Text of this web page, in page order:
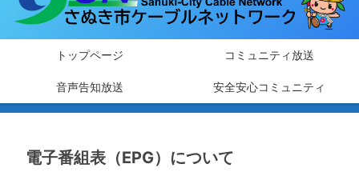
トップページ コミュニティ放送
音声告知放送 安全安心コミュニティ
電子番組表（EPG）について